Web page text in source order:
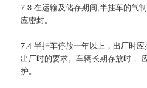
7.3 在运输及储存期间,半挂车的气
应密封。
7.4 半挂车停放一年以上，出厂时
出厂时的要求。车辆长期存放时，
护。